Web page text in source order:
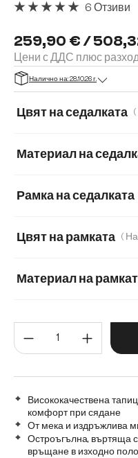
259,90 € /
Цени с ДДС плюс
6 Отзиви
Налично на: 28.10.26 г.
Цвят на седалката
Материал на
Мека плюшена
Меко букле Мек
Рамка на седалката
Цвят на рамката
Материал на
Матирана
Висококачествена
комфорт при сядане
От мека и издръжлива
Остроъгълна, въртяща
връщане в изходно